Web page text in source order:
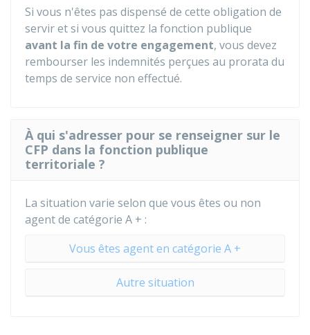
Si vous n'êtes pas dispensé de cette obligation de
servir et si vous quittez la fonction publique
avant la fin de votre engagement, vous devez
rembourser les indemnités perçues au prorata du
temps de service non effectué.
À qui s'adresser pour se renseigner sur le
CFP dans la fonction publique
territoriale ?
La situation varie selon que vous êtes ou non
agent de catégorie A + :
Vous êtes agent en catégorie A +
Autre situation